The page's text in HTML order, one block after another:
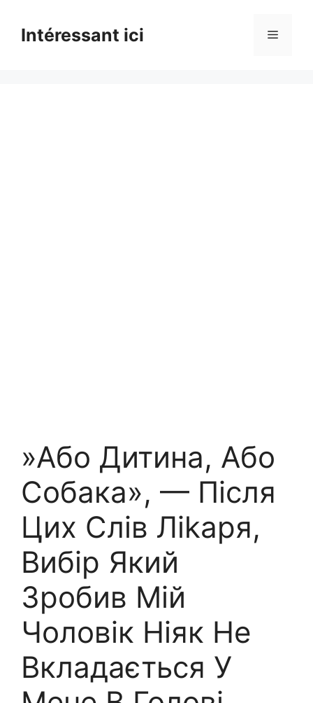
contentIntéressant ici Menu
»Або Дитина, Або
Собака», — Після
Цих Слів Ліkаря,
Вибір Який
Зробив Мій
Чоловік Ніяк Не
Вкладається У